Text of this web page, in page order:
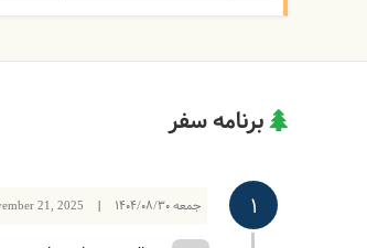
برنامه سفر
1 جمعه 21, 2025 | 1404/08/30